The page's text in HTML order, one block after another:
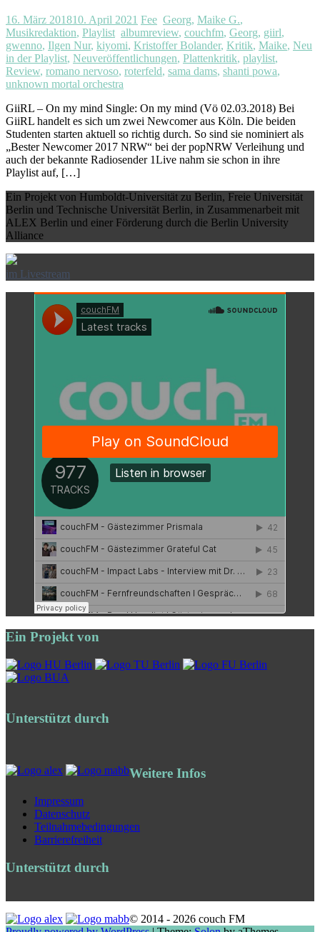
16. März 201810. April 2021 Fee Georg, Maike G.,
Musikredaktion, Playlist albumreview, couchfm, Georg, giirl,
gwenno, Ilgen Nur, kiyomi, Kristoffer Bolander, Kritik, Maike, Neu
in der Playlist, Neuveröffentlichungen, Plattenkritik, playlist,
Review, romano nervoso, roterfeld, sama dams, shanti powa,
unknown mortal orchestra
GiiRL – On my mind Single: On my mind (Vö 02.03.2018) Bei
GiiRL handelt es sich um zwei Newcomer aus Köln. Die beiden
Studenten starten aktuell so richtig durch. So sind sie nominiert als
„Bester Newcomer 2017 NRW“ bei der popNRW Verleihung und
auch der bekannte Radiosender 1Live nahm sie schon in ihre
Playlist auf, […]
Ein Projekt von Humboldt-Universität zu Berlin, Freie Universität
Berlin und Technische Universität Berlin, in Zusammenarbeit mit
ALEX Berlin und einer Förderung durch die Berlin University
Alliance
im Livestream
Ein Projekt von
Unterstützt durch
Weitere Infos
Impressum
Datenschutz
Teilnahmebedingungen
Barrierefreiheit
Unterstützt durch
© 2014 - 2026 couch FM